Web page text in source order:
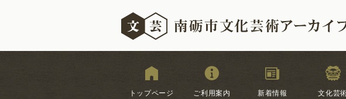
トップページ ご利用案内 新着情報 文化芸